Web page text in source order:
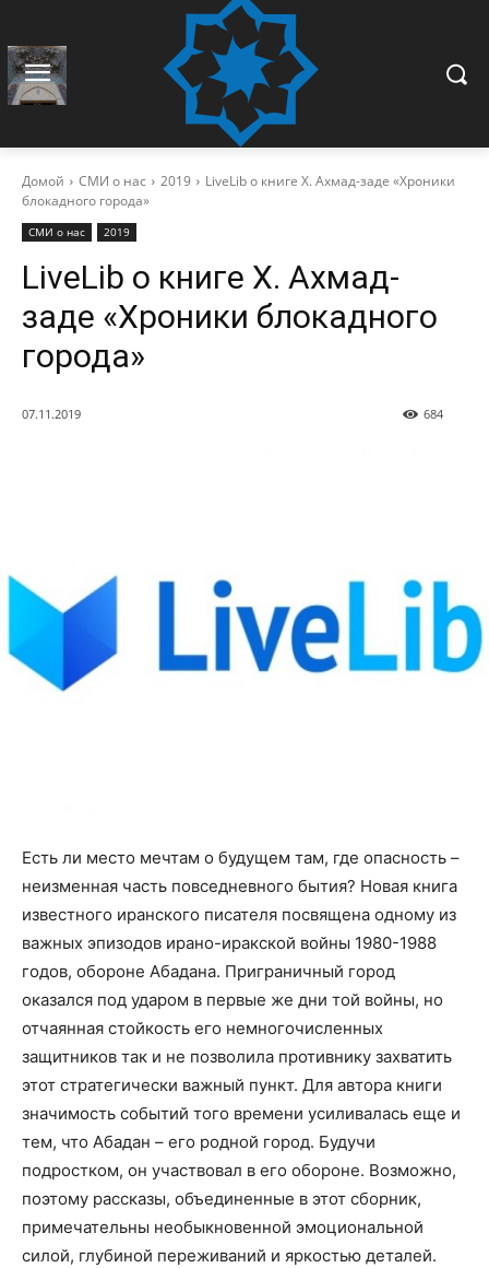
Домой СМИ о нас 2019
LiveLib о книге Х. Ахмад-заде «Хроники
блокадного города»
СМИ о нас 2019
LiveLib о книге Х. Ахмад-
заде «Хроники блокадного
города»
07.11.2019 684
Есть ли место мечтам о будущем там, где опасность –
неизменная часть повседневного бытия? Новая книга
известного иранского писателя посвящена одному из
важных эпизодов ирано-иракской войны 1980-1988
годов, обороне Абадана. Приграничный город
оказался под ударом в первые же дни той войны, но
отчаянная стойкость его немногочисленных
защитников так и не позволила противнику захватить
этот стратегически важный пункт. Для автора книги
значимость событий того времени усиливалась еще и
тем, что Абадан – его родной город. Будучи
подростком, он участвовал в его обороне. Возможно,
поэтому рассказы, объединенные в этот сборник,
примечательны необыкновенной эмоциональной
силой, глубиной переживаний и яркостью деталей.